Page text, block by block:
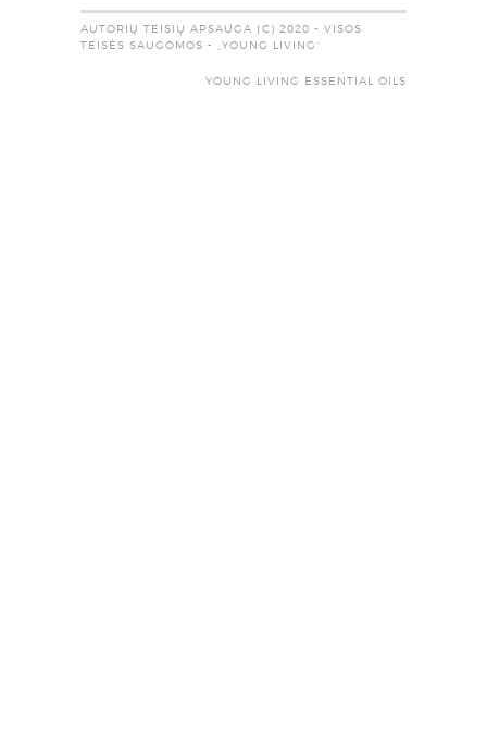
AUTORIŲ TEISIŲ APSAUGA (C) 2020 - VISOS
TEISĖS SAUGOMOS - „YOUNG LIVING“
YOUNG LIVING ESSENTIAL OILS